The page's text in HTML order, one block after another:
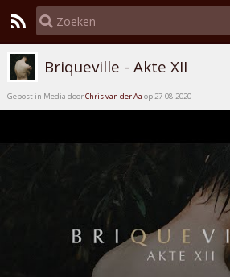
Briqueville - Akte XII
Gepost in Media doorChris van der Aa op 27-08-2020